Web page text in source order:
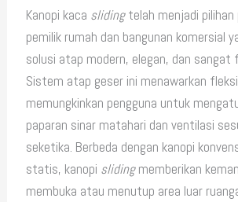
Kanopi kaca slidingtelah menjadi pilihan
pemilik rumah dan bangunan komersial
solusi atap modern, elegan, dan sangat
Sistem atap geser ini menawarkan
memungkinkan pengguna untuk
paparan sinar matahari dan ventilasi
seketika. Berbeda dengan kanopi
statis, kanopi slidingmemberikan
membuka atau menutup area luar